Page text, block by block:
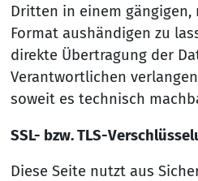
Dritten in einem gängigen,
Format aushändigen zu
direkte Übertragung der
Verantwortlichen
soweit es technisch
SSL- bzw. TLS-
Diese Seite nutzt aus